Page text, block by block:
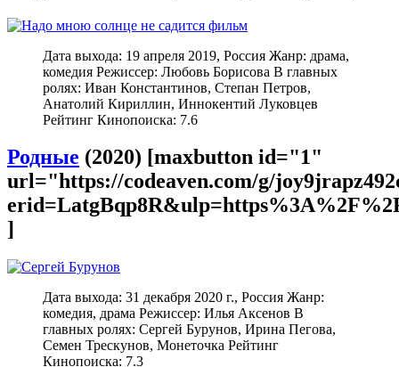
Дата выхода: 19 апреля 2019, Россия Жанр: драма,
комедия Режиссер: Любовь Борисова В главных
ролях: Иван Константинов, Степан Петров,
Анатолий Кириллин, Иннокентий Луковцев
Рейтинг Кинопоиска: 7.6
Родные (2020) [maxbutton id="1"
url="https://codeaven.com/g/
]
Дата выхода: 31 декабря 2020 г., Россия Жанр:
комедия, драма Режиссер: Илья Аксенов В
главных ролях: Сергей Бурунов, Ирина Пегова,
Семен Трескунов, Монеточка Рейтинг
Кинопоиска: 7.3